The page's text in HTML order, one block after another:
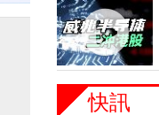
快訊